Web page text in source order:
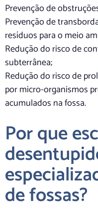
Prevenção de
Prevenção de
resíduos para o meio
Redução do risco de
subterrânea;
Redução do risco de
por micro-organismos
acumulados na fossa.
Por que
de fossas?